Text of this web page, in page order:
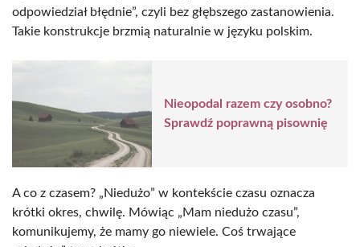
odpowiedział błędnie”, czyli bez głębszego zastanowienia.
Takie konstrukcje brzmią naturalnie w języku polskim.
Nieopodal razem czy osobno?
Sprawdź poprawną pisownię
A co z czasem? „Niedużo” w kontekście czasu oznacza
krótki okres, chwilę. Mówiąc „Mam niedużo czasu”,
komunikujemy, że mamy go niewiele. Coś trwające